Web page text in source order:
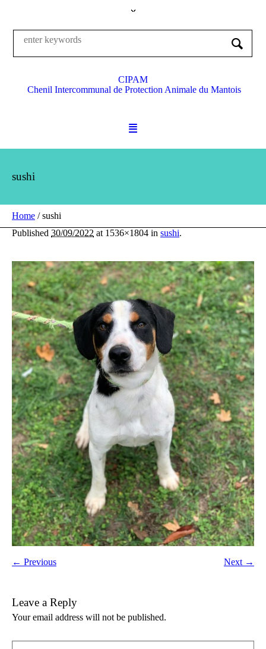
CIPAM
Chenil Intercommunal de Protection Animale du Mantois
sushi
Home /sushi
Published 30/09/2022 at 1536×1804 in sushi.
← Previous Next →
Leave a Reply
Your email address will not be published.